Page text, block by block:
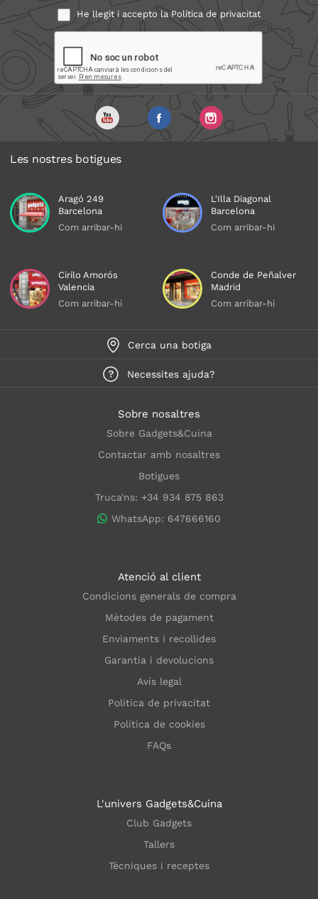
He llegit i accepto laPolítica de privacitat
Les nostres botigues
Aragó 249
Barcelona
Com arribar-hi
L'Illa Diagonal
Barcelona
Com arribar-hi
Cirilo Amorós
Valencia
Com arribar-hi
Conde de Peñalver
Madrid
Com arribar-hi
Cerca una botiga
Necessites ajuda?
Sobre nosaltres
Sobre Gadgets&Cuina
Contactar amb nosaltres
Botigues
Truca'ns: +34 934 875 863
WhatsApp: 647666160
Atenció al client
Condicions generals de compra
Mètodes de pagament
Enviaments i recollides
Garantia i devolucions
Avís legal
Política de privacitat
Política de cookies
FAQs
L'univers Gadgets&Cuina
Club Gadgets
Tallers
Tècniques i receptes